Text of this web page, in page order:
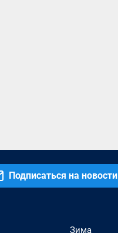
Подписаться на новости
Зима